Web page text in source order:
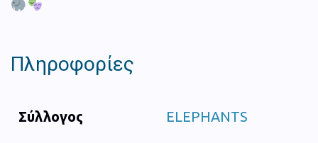
Πληροφορίες
Σύλλογος ELEPHANTS